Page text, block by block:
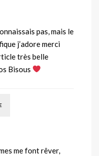
pas, mais le
j’adore merci
très belle
Bisous
me font rêver,